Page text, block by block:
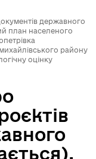
державного
план населеного
району
оцінку